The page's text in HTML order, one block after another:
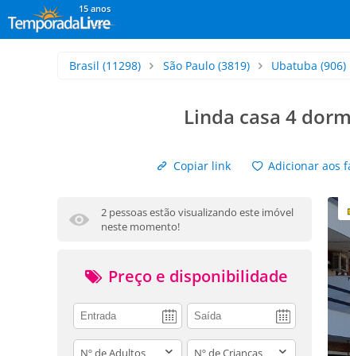
15 anos
Brasil (11298) São Paulo(3819) Ubatuba (906)
Linda casa 4
Copiar link
Adicionar aos
2 pessoas estão visualizando este imóvel
neste momento!
Preço e disponibilidade
adults children